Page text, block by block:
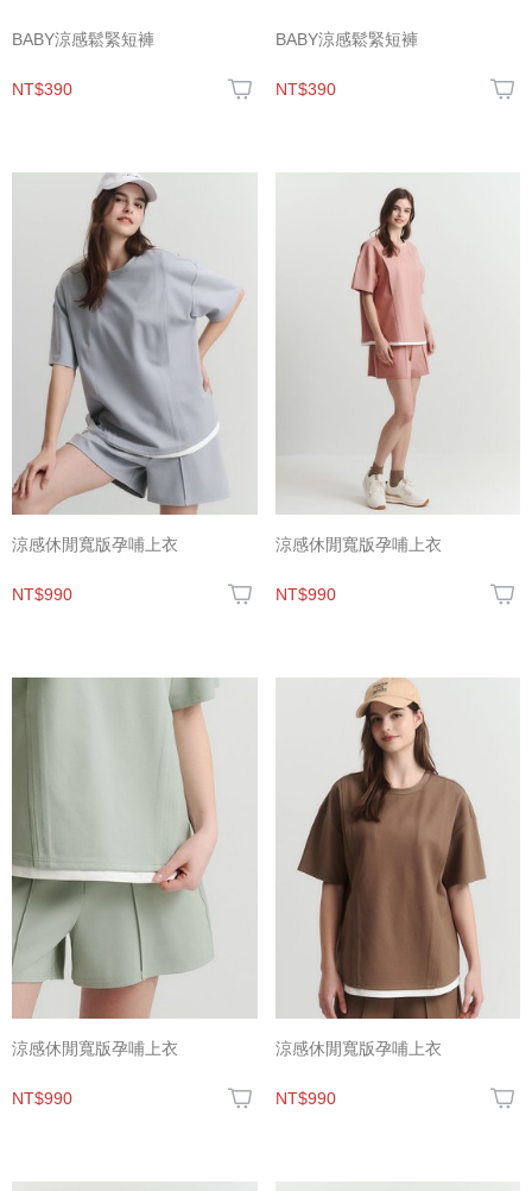
BABY涼感鬆緊短褲
NT$390
BABY涼感鬆緊短褲
NT$390
涼感休閒寬版孕哺上衣
NT$990
涼感休閒寬版孕哺上衣
NT$990
涼感休閒寬版孕哺上衣
NT$990
涼感休閒寬版孕哺上衣
NT$990